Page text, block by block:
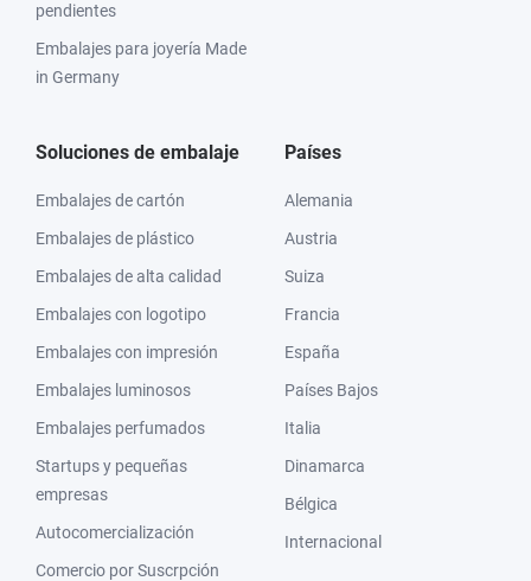
pendientes
Embalajes para joyería Made
in Germany
Soluciones de embalaje
Embalajes de cartón
Embalajes de plástico
Embalajes de alta calidad
Embalajes con logotipo
Embalajes con impresión
Embalajes luminosos
Embalajes perfumados
Startups y pequeñas
empresas
Autocomercialización
Comercio por Suscrpción
Países
Alemania
Austria
Suiza
Francia
España
Países Bajos
Italia
Dinamarca
Bélgica
Internacional